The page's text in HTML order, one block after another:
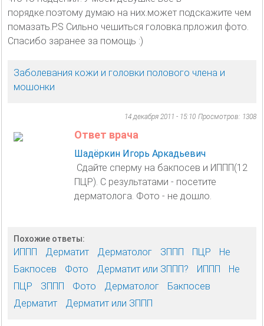
порядке.поэтому думаю на них.может подскажите чем
помазать.P.S Сильно чешиться головка.прложил фото.
Спасибо заранее за помощь :)
Заболевания кожи и головки полового члена и
мошонки
14 декабря 2011 - 15:10 Просмотров: 1308
Ответ врача
Шадёркин Игорь Аркадьевич
Сдайте сперму на бакпосев и ИППП(12
ПЦР). С результатами - посетите
дерматолога. Фото - не дошло.
Похожие ответы:
ИППП Дерматит Дерматолог ЗППП ПЦР
Не
Бакпосев
Фото Дерматит или ЗППП? ИППП
Не
ПЦР
ЗППП Фото Дерматолог
Бакпосев
Дерматит
Дерматит или ЗППП